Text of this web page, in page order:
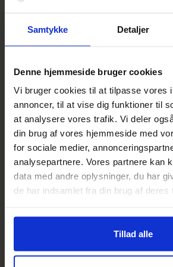
Samtykke Detaljer
Denne hjemmeside bruger cookies
Vi bruger cookies til at tilpasse vores
annoncer, til at vise dig funktioner til
at analysere vores trafik. Vi deler
din brug af vores hjemmeside med
for sociale medier,
analysepartnere. Vores partnere kan
data med andre oplysninger, du har
de har indsamlet fra din brug af deres
Tillad alle
På lager · levering på 1–3 hverdage
Sænk antalØg antal Føj til
Luksusprøve med hver ordre -
5,0 stjerner på Google
Sikker betaling med MobilePay
Meld dig ind i kundeklubben